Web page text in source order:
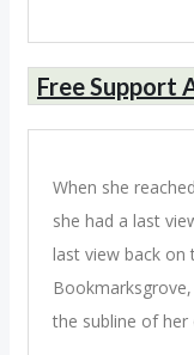
Free Support
When she
she had a last
last view back on
the subline of her